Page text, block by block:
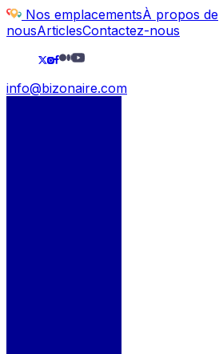
Nos emplacementsÀ propos de
nousArticlesContactez-nous
info@bizonaire.com